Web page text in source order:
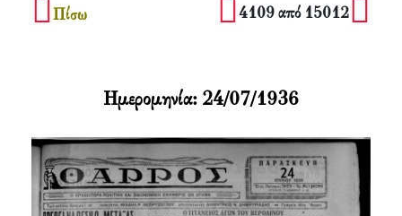
Πίσω 4109 από 15012
Ημερομηνία: 24/07/1936